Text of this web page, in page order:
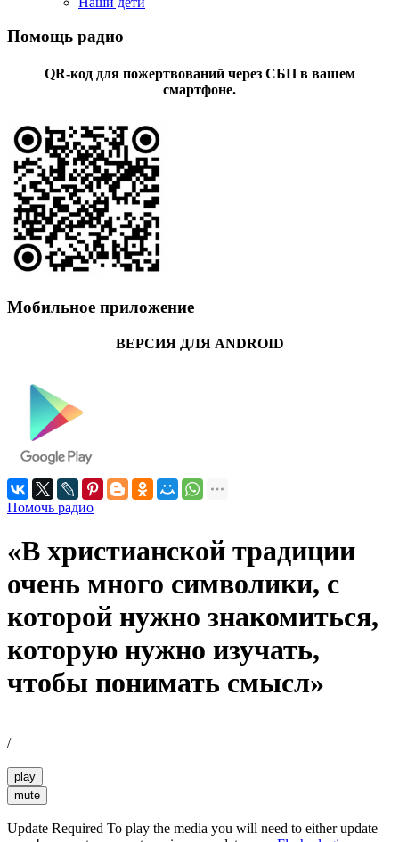
Помощь радио
QR-код для пожертвований через СБП в вашем
смартфоне.
Мобильное приложение
ВЕРСИЯ ДЛЯ ANDROID
Помочь радио
«В христианской традиции
очень много символики, с
которой нужно знакомиться,
которую нужно изучать,
чтобы понимать смысл»
/
play
mute
Update Required To play the media you will need to either update